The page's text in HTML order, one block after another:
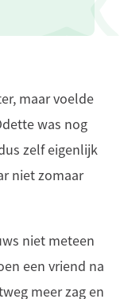
maar voelde
was nog
zelf eigenlijk
niet zomaar
niet meteen
een vriend na
meer zag en